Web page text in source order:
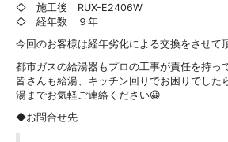
◇ 施工後 RUX-E2406W
◇ 経年数 ９年
今回のお客様は経年劣化による交換をさせて
都市ガスの給湯器もプロの工事が責任を持っ
皆さんも給湯、キッチン回りでお困りでした
湯までお気軽ご連絡ください😀
◆お問合せ先